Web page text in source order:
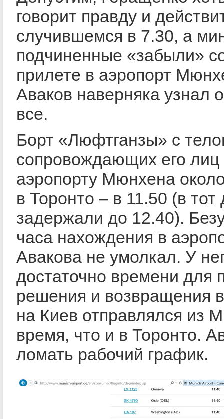
говорит правду и
случившемся в 7.30, а
подчиненные «забыли»
прилете в аэропорт
Аваков наверняка узнал
все.
Борт «Люфтганзы» с
сопровождающих его лиц
аэропорту Мюнхена
в Торонто – в 11.50 (в тот
задержали до 12.40).
часа нахождения в
Авакова не умолкал. У
достаточно времени для
решения и возвращения
на Киев отправлялся из
время, что и в Торонто.
ломать рабочий график.